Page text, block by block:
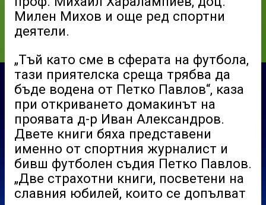
Милен Михов и още ред спортни
деятели.
„Тъй като сме в сферата на футбола,
тази приятелска среща трябва да
бъде водена от Петко Павлов“, каза
при откриването домакинът на
проявата д-р Иван Александров.
Двете книги бяха представени
именно от спортния журналист и
бивш футболен съдия Петко Павлов.
„Две страхотни книги, посветени на
славния юбилей, които се допълват